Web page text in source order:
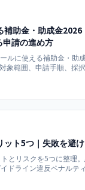
補助金・助成金
請の進め方
ルに使える補助金・助
象範囲、申請手順、採
ット5つ｜失敗を避
とリスクを5つに整理
ドライン違反ペナルテ